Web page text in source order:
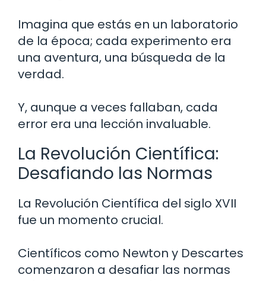
Imagina que estás en un laboratorio
de la época; cada experimento era
una aventura, una búsqueda de la
verdad.
Y, aunque a veces fallaban, cada
error era una lección invaluable.
La Revolución Científica:
Desafiando las Normas
La Revolución Científica del siglo XVII
fue un momento crucial.
Científicos como Newton y Descartes
comenzaron a desafiar las normas